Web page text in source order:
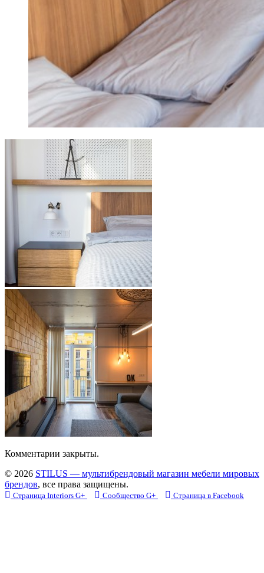
Комментарии закрыты.
© 2026 STILUS — мультибрендовый магазин мебели мировых
брендов, все права защищены.
Страница Interiors G+ Сообщество G+ Страница в Facebook